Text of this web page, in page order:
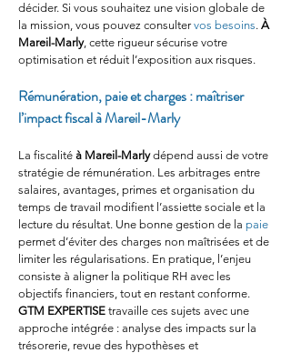
décider. Si vous souhaitez une vision globale de
la mission, vous pouvez consulter vos besoins. À
Mareil-Marly, cette rigueur sécurise votre
optimisation et réduit l’exposition aux risques.
Rémunération, paie et charges : maîtriser
l’impact fiscal à Mareil-Marly
La fiscalité à Mareil-Marly dépend aussi de votre
stratégie de rémunération. Les arbitrages entre
salaires, avantages, primes et organisation du
temps de travail modifient l’assiette sociale et la
lecture du résultat. Une bonne gestion de la paie
permet d’éviter des charges non maîtrisées et de
limiter les régularisations. En pratique, l’enjeu
consiste à aligner la politique RH avec les
objectifs financiers, tout en restant conforme.
GTM EXPERTISE travaille ces sujets avec une
approche intégrée : analyse des impacts sur la
trésorerie, revue des hypothèses et